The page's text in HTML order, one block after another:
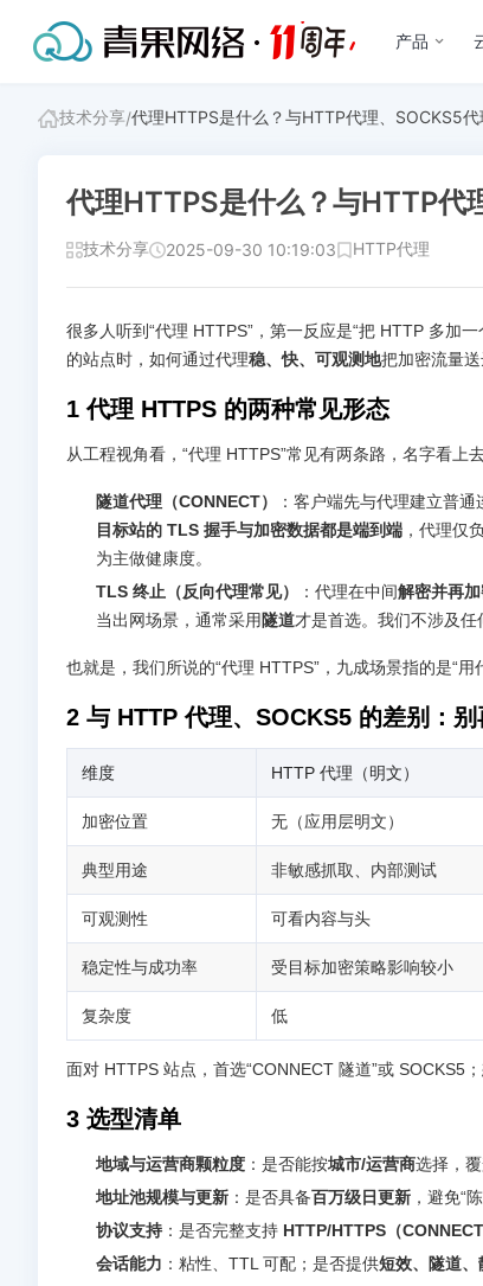
产品
技术分享/代理HTTPS是什么？与HTTP代理、SOCKS5
代理HTTPS是什么？与HTTP代
技术分享 2025-09-30 10:19:03 HTTP代理
很多人听到“代理 HTTPS”，第一反应是“把 HTTP 多加
的站点时，如何通过代理稳、快、可观测地把加密流量
1 代理 HTTPS 的两种常见形态
从工程视角看，“代理 HTTPS”常见有两条路，名字看上
隧道代理（CONNECT） ：客户端先与代理建立普
目标站的 TLS 握手与加密数据都是端到端 ，代理仅
为主做健康度。
TLS 终止（反向代理常见）
：代理在中间解密并再
当出网场景，通常采用 隧道才是首选。我们不涉及任
也就是，我们所说的“代理 HTTPS”，九成场景指的是“
2 与 HTTP 代理、SOCKS5 的差别：别
维度 HTTP 代理（明文）
加密位置 无（应用层明文）
典型用途 非敏感抓取、内部测试
可观测性 可看内容与头
稳定性与成功率 受目标加密策略影响较小
复杂度 低
面对 HTTPS 站点，首选“CONNECT 隧道”或 SOCKS5
3 选型清单
地域与运营商颗粒度 ：是否能按城市/运营商选择，覆
地址池规模与更新 ：是否具备百万级日更新 ，避免“
协议支持 ：是否完整支持 HTTP/HTTPS（
会话能力 ：粘性、TTL 可配；是否提供短效、隧道、